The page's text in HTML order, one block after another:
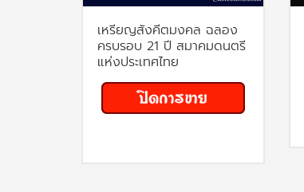
เหรียญสังคีตมงคล ฉลอง
ครบรอบ 21 ปี สมาคมดนตรี
แห่งประเทศไทย